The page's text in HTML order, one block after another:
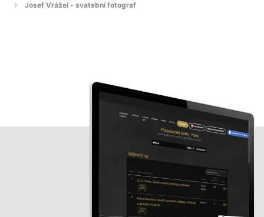
Josef Vrážel - svatební fotograf